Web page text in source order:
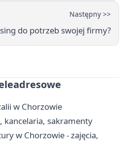
Następny >>
do potrzeb swojej firmy?
w Chorzowie
kancelaria, sakramenty
w Chorzowie - zajęcia,